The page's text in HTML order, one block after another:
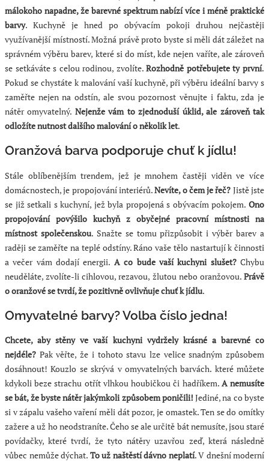
málokoho napadne, že barevné spektrum nabízí více i méně praktické
barvy. Kuchyně je hned po obývacím pokoji druhou nejčastěji
využívanější místností. Možná právě proto byste si měli dát záležet na
správném výběru barev, které si do míst, kde nejen vaříte, ale zároveň
se setkáváte s celou rodinou, zvolíte.Rozhodně potřebujete ty první.
Pokud se chystáte k malování vaší kuchyně, při výběru ideální barvy s
zaměřte nejen na odstín, ale svou pozornost věnujte i faktu, zda je
nátěr omyvatelný. Nejenže vám to zjednoduší úklid, ale zároveň tak
odložíte nutnost dalšího malování o několik let.
Oranžová barva podporuje chuť k jídlu!
Stále oblíbenějším trendem, jež je mnohem častěji viděn ve více
domácnostech, je propojování interiérů.Nevíte, o čem je řeč? Jistě jste
se již setkali s kuchyní, jež byla propojená s obývacím pokojem. Ono
propojování povýšilo kuchyň z obyčejné pracovní místnosti na
místnost společenskou. Snažte se tomu přizpůsobit i výběr barev a
raději se zaměřte na teplé odstíny. Ráno vaše tělo nastartují k činnosti
a večer vám dodají energii. A co bude vaší kuchyni slušet?Chybu
neuděláte, zvolíte-li cihlovou, rezavou, žlutou nebo oranžovou. Právě
o oranžové se tvrdí, že pozitivně ovlivňuje chuť k jídlu.
Omyvatelné barvy? Volba číslo jedna!
Chcete, aby stěny ve vaší kuchyni vydržely krásné a barevné co
nejdéle? Pak věřte, že i tohoto stavu lze velice snadným způsobem
dosáhnout! Kouzlo se skrývá v omyvatelných barvách. které můžete
kdykoli beze strachu otřít vlhkou houbičkou či hadříkem. A nemusíte
se bát, že byste nátěr jakýmkoli způsobem poničili! Jediné, na co byste
si v zápalu vašeho vaření měli dát pozor, je omastek. Ten se do omítky
zažere a už ho neodstraníte. Čeho se ale určitě bát nemusíte, jsou staré
povídačky, které tvrdí, že tyto nátěry uzavřou zeď, která následně
vůbec nemůže dýchat. To už naštěstí dávno neplatí. V dnešní moderní